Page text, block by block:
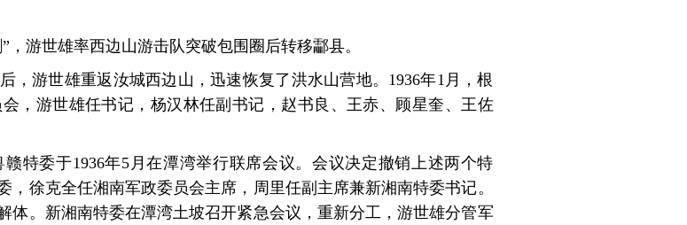
游世雄率西边山游击队突破包围圈后转移酃县。
，游世雄重返汝城西边山，迅速恢复了洪水山营地。1936年1月，根
，游世雄任书记，杨汉林任副书记，赵书良、王赤、顾星奎、王佐
特委于1936年5月在潭湾举行联席会议。会议决定撤销上述两个特
徐克全任湘南军政委员会主席，周里任副主席兼新湘南特委书记。
体。新湘南特委在潭湾土坡召开紧急会议，重新分工，游世雄分管军